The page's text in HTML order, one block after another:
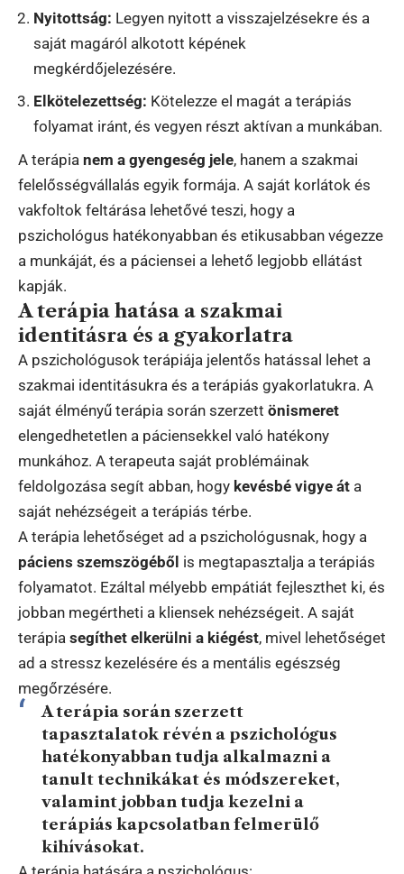
Nyitottság: Legyen nyitott a visszajelzésekre és a
saját magáról alkotott képének
megkérdőjelezésére.
Elkötelezettség: Kötelezze el magát a terápiás
folyamat iránt, és vegyen részt aktívan a munkában.
A terápia nem a gyengeség jele, hanem a szakmai
felelősségvállalás egyik formája. A saját korlátok és
vakfoltok feltárása lehetővé teszi, hogy a
pszichológus hatékonyabban és etikusabban végezze
a munkáját, és a páciensei a lehető legjobb ellátást
kapják.
A terápia hatása a szakmai
identitásra és a gyakorlatra
A pszichológusok terápiája jelentős hatással lehet a
szakmai identitásukra és a terápiás gyakorlatukra. A
saját élményű terápia során szerzett önismeret
elengedhetetlen a páciensekkel való hatékony
munkához. A terapeuta saját problémáinak
feldolgozása segít abban, hogy kevésbé vigye át a
saját nehézségeit a terápiás térbe.
A terápia lehetőséget ad a pszichológusnak, hogy a
páciens szemszögéből is megtapasztalja a terápiás
folyamatot. Ezáltal mélyebb empátiát fejleszthet ki, és
jobban megértheti a kliensek nehézségeit. A saját
terápia segíthet elkerülni a kiégést, mivel lehetőséget
ad a stressz kezelésére és a mentális egészség
megőrzésére.
A terápia során szerzett
tapasztalatok révén a pszichológus
hatékonyabban tudja alkalmazni a
tanult technikákat és módszereket,
valamint jobban tudja kezelni a
terápiás kapcsolatban felmerülő
kihívásokat.